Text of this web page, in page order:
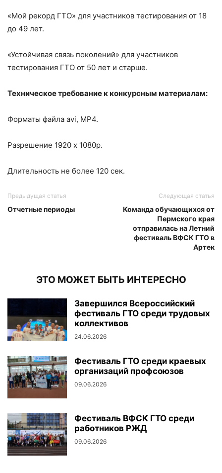
«Мой рекорд ГТО» для участников тестирования от 18
до 49 лет.
«Устойчивая связь поколений» для участников
тестирования ГТО от 50 лет и старше.
Техническое требование к конкурсным материалам:
Форматы файла avi, MP4.
Разрешение 1920 х 1080p.
Длительность не более 120 сек.
Предыдущая статья
Отчетные периоды
Следующая статья
Команда обучающихся от
Пермского края
отправилась на Летний
фестиваль ВФСК ГТО в
Артек
ЭТО МОЖЕТ БЫТЬ ИНТЕРЕСНО
Завершился Всероссийский
фестиваль ГТО среди трудовых
коллективов
24.06.2026
Фестиваль ГТО среди краевых
организаций профсоюзов
09.06.2026
Фестиваль ВФСК ГТО среди
работников РЖД
09.06.2026